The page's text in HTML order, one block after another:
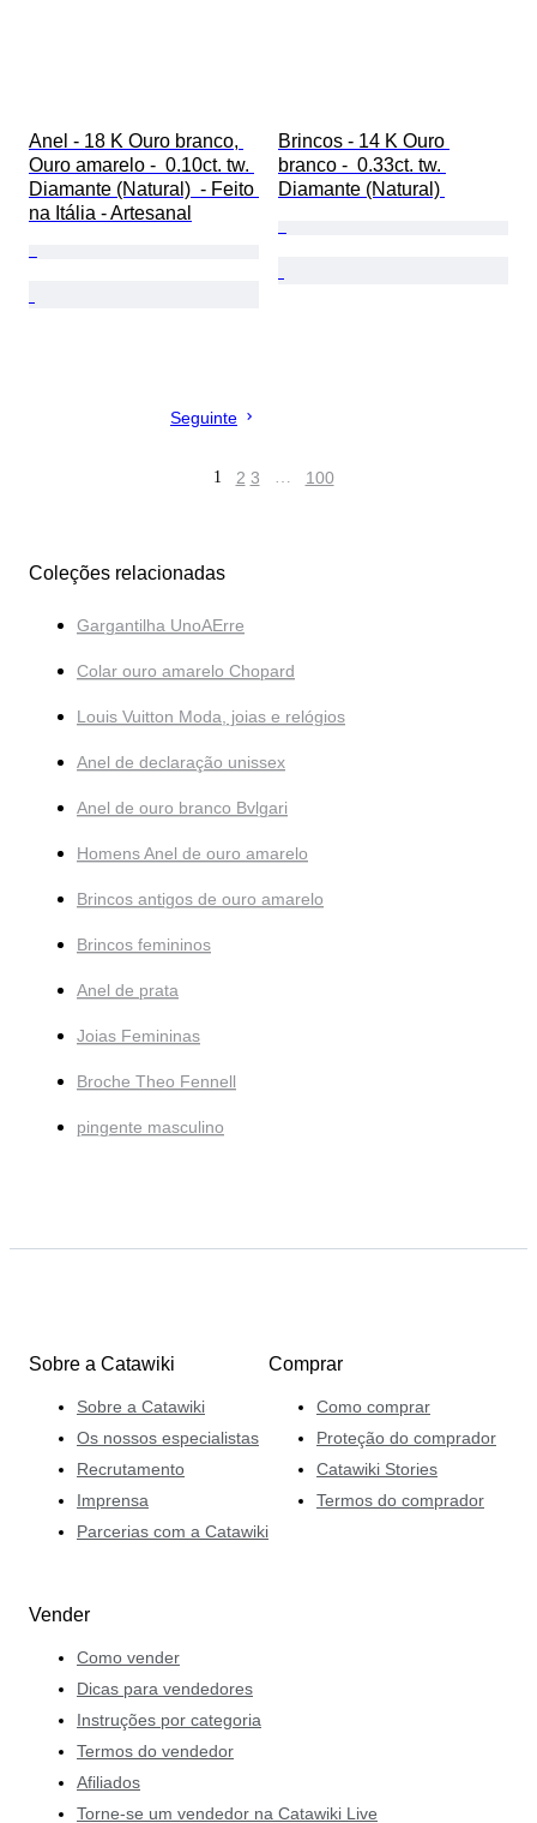
Anel - 18 K Ouro branco,
Ouro amarelo -  0.10ct. tw.
Diamante (Natural)  - Feito
na Itália - Artesanal
Brincos - 14 K Ouro
branco -  0.33ct. tw.
Diamante (Natural)
Seguinte
1 2 3 … 100
Coleções relacionadas
Gargantilha UnoAErre
Colar ouro amarelo Chopard
Louis Vuitton Moda, joias e relógios
Anel de declaração unissex
Anel de ouro branco Bvlgari
Homens Anel de ouro amarelo
Brincos antigos de ouro amarelo
Brincos femininos
Anel de prata
Joias Femininas
Broche Theo Fennell
pingente masculino
Sobre a Catawiki
Sobre a Catawiki
Os nossos especialistas
Recrutamento
Imprensa
Parcerias com a Catawiki
Comprar
Como comprar
Proteção do comprador
Catawiki Stories
Termos do comprador
Vender
Como vender
Dicas para vendedores
Instruções por categoria
Termos do vendedor
Afiliados
Torne-se um vendedor na Catawiki Live